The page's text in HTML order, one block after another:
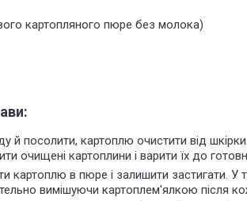
картопляного пюре без молока)
й посолити, картоплю очистити від
очищені картоплини і варити їх до
картоплю в пюре і залишити застигати. У
вимішуючи картоплем'ялкою після